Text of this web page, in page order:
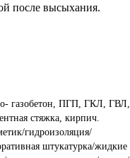
после высыхания.
газобетон, ПГП, ГКЛ, ГВЛ,
стяжка, кирпич.
гидроизоляция/
штукатурка/жидкие